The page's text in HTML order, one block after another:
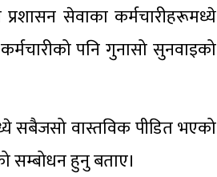
सेवाका कर्मचारीहरूमध्ये
पनि गुनासो सुनवाइको
सबैजसो वास्तविक पीडित भएको
सम्बोधन हुनु बताए।